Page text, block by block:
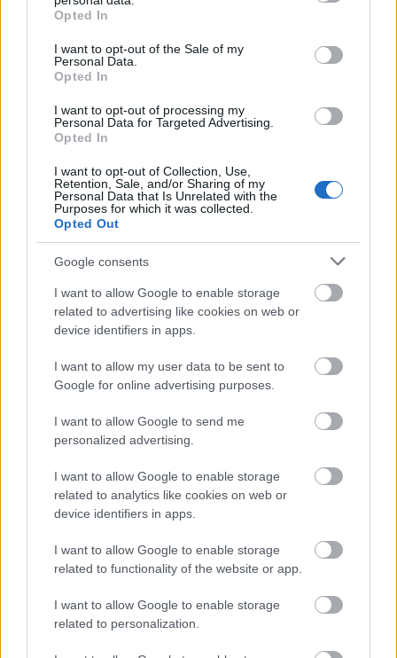
grant or deny consent to Google and its third-party tags to
use your data for below specified purposes in below Google
consent section.
Opted In
I want to opt-out of the Sale of my
Personal Data.
Opted In
I want to opt-out of processing my
Personal Data for Targeted Advertising.
Opted In
I want to opt-out of Collection, Use,
Retention, Sale, and/or Sharing of my
Personal Data that Is Unrelated with the
Purposes for which it was collected.
Opted Out
Google consents
I want to allow Google to enable storage
related to advertising like cookies on web or
device identifiers in apps.
I want to allow my user data to be sent to
Google for online advertising purposes.
I want to allow Google to send me
personalized advertising.
I want to allow Google to enable storage
related to analytics like cookies on web or
device identifiers in apps.
I want to allow Google to enable storage
related to functionality of the website or app.
I want to allow Google to enable storage
related to personalization.
@Sub_: Ugy, hogy kulonbozo szemelyek irnak ide, es
furmintfan
6 éve
"Kicsit az értékeléseimről, ha már "visszatértem",
mert lehet egyesek furcsának találják majd a
mostani pontokat, vagy épp a hiányukat. Valahogy
úgy vagyok vele, hogy ha már úgyis képtelenség
törekedni teljes objektivitásra, akkor törekedjünk
teljes szubjektivitásra.:) Így ha egy bor jobban tetszik
magasabb pontot kap, ha mérsékelten, akkor meg
alacsonyabbat, ha nem ittam meg, akkor meg el is
tekintek a pontozásától. Ilyen egyszerű. Nem lesz
utóízhossz-méricskélés. Csak szimplán, zsigerből,
amilyen érzemet kivált."
Ezt nyilván azért írta a jó doktor, mert amúgy
alapvetően a pontszámok úgy alakulnak ki, vagy az
ő esetében már csak alakultak ki, hogy próbálunk
objektívek lenni, elvonatkoztatni a saját ízlésünktől,
már amennyire ez lehetséges. Ő mostantól nem fog.
:) Szerintem meg is könnyítette ezzel a saját dolgát. :)
loading
6 éve
Az alap Hummel portugieser 2018-as is teljesen